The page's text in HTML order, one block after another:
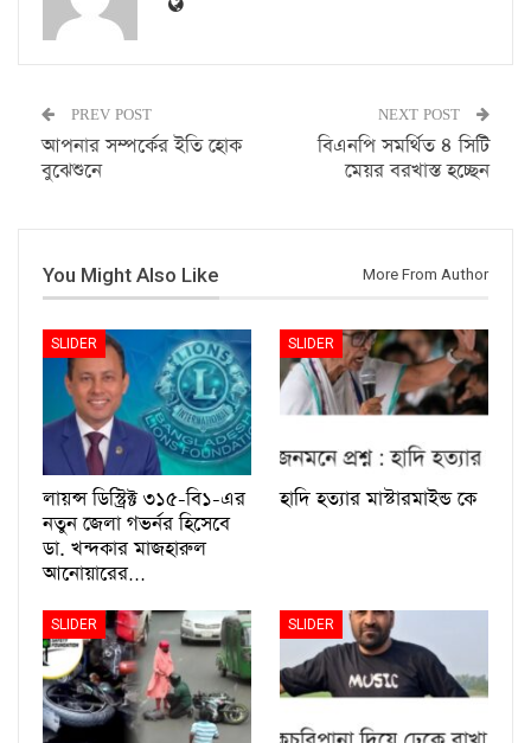
PREV POST
আপনার সম্পর্কের ইতি হোক
বুঝেশুনে
NEXT POST
বিএনপি সমর্থিত ৪ সিটি
মেয়র বরখাস্ত হচ্ছেন
You Might Also Like More From Author
SLIDER
লায়ন্স ডিস্ট্রিক্ট ৩১৫-বি১-এর
নতুন জেলা গভর্নর হিসেবে
ডা. খন্দকার মাজহারুল
আনোয়ারের…
SLIDER
হাদি হত্যার মাস্টারমাইন্ড কে
SLIDER SLIDER